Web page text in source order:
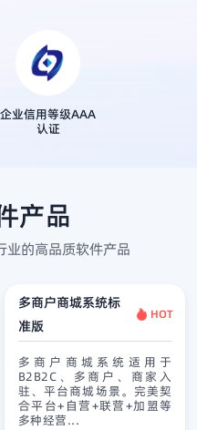
企业信用等级AAA
认证
产品
业的高品质软件产品
多商户商城系统标
准版
HOT
多商户商城系统适用于
B2B2C、多商户、商家入
驻、平台商城场景。完美契
合平台+自营+联营+加盟等
多种经营...